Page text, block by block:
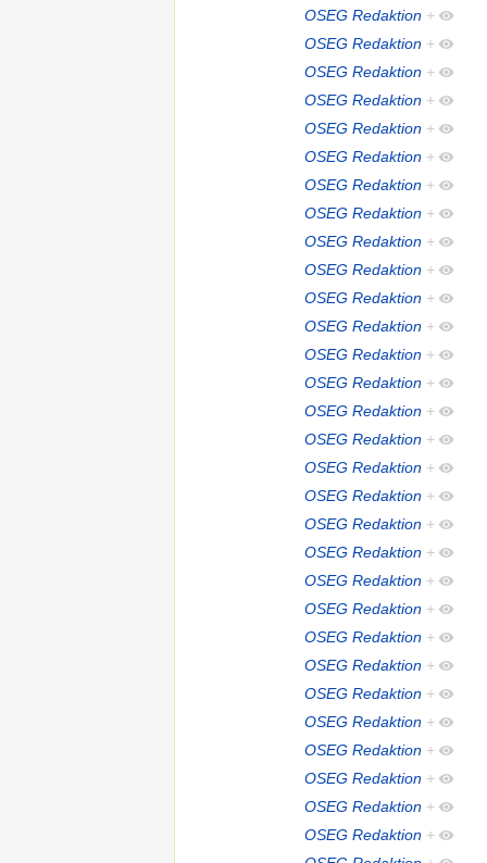
OSEG Redaktion +
OSEG Redaktion +
OSEG Redaktion +
OSEG Redaktion +
OSEG Redaktion +
OSEG Redaktion +
OSEG Redaktion +
OSEG Redaktion +
OSEG Redaktion +
OSEG Redaktion +
OSEG Redaktion +
OSEG Redaktion +
OSEG Redaktion +
OSEG Redaktion +
OSEG Redaktion +
OSEG Redaktion +
OSEG Redaktion +
OSEG Redaktion +
OSEG Redaktion +
OSEG Redaktion +
OSEG Redaktion +
OSEG Redaktion +
OSEG Redaktion +
OSEG Redaktion +
OSEG Redaktion +
OSEG Redaktion +
OSEG Redaktion +
OSEG Redaktion +
OSEG Redaktion +
OSEG Redaktion +